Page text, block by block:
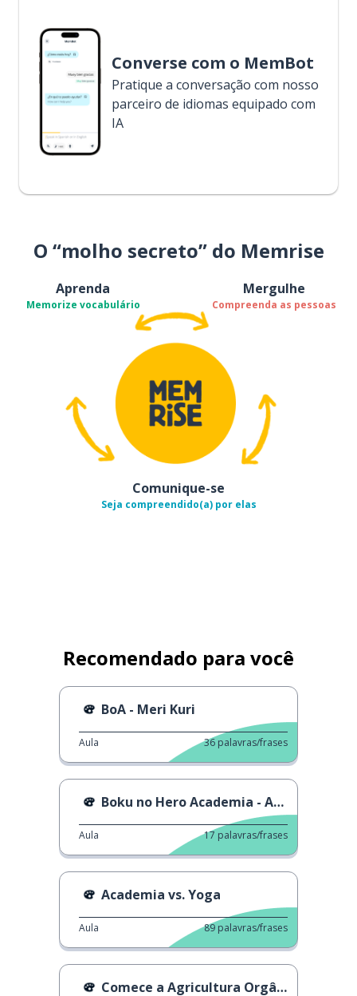
Converse com o MemBot
Pratique a conversação com nosso
parceiro de idiomas equipado com
IA
O “molho secreto” do Memrise
Aprenda
Memorize vocabulário
Mergulhe
Compreenda as pessoas
Comunique-se
Seja compreendido(a) por elas
Recomendado para você
BoA - Meri Kuri
Aula 36 palavras/frases
Boku no Hero Academia - Abertura
Aula 17 palavras/frases
Academia vs. Yoga
Aula 89 palavras/frases
Comece a Agricultura Orgânica em Casa